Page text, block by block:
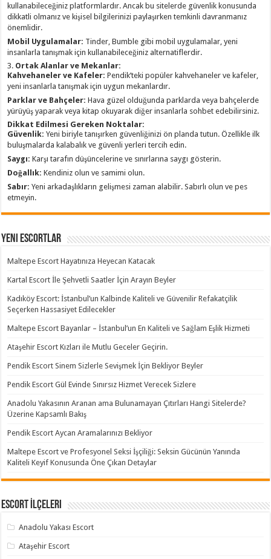
kullanabileceğiniz platformlardır. Ancak bu sitelerde güvenlik konusunda
dikkatli olmanız ve kişisel bilgilerinizi paylaşırken temkinli davranmanız
önemlidir.
Mobil Uygulamalar: Tinder, Bumble gibi mobil uygulamalar, yeni
insanlarla tanışmak için kullanabileceğiniz alternatiflerdir.
3. Ortak Alanlar ve Mekanlar:
Kahvehaneler ve Kafeler: Pendik’teki popüler kahvehaneler ve kafeler,
yeni insanlarla tanışmak için uygun mekanlardır.
Parklar ve Bahçeler: Hava güzel olduğunda parklarda veya bahçelerde
yürüyüş yaparak veya kitap okuyarak diğer insanlarla sohbet edebilirsiniz.
Dikkat Edilmesi Gereken Noktalar:
Güvenlik: Yeni biriyle tanışırken güvenliğinizi ön planda tutun. Özellikle ilk
buluşmalarda kalabalık ve güvenli yerleri tercih edin.
Saygı: Karşı tarafın düşüncelerine ve sınırlarına saygı gösterin.
Doğallık: Kendiniz olun ve samimi olun.
Sabır: Yeni arkadaşlıkların gelişmesi zaman alabilir. Sabırlı olun ve pes
etmeyin.
Yeni Escortlar
Maltepe Escort Hayatınıza Heyecan Katacak
Kartal Escort İle Şehvetli Saatler İçin Arayın Beyler
Kadıköy Escort: İstanbul’un Kalbinde Kaliteli ve Güvenilir Refakatçilik
Seçerken Hassasiyet Edilecekler
Maltepe Escort Bayanlar – İstanbul’un En Kaliteli ve Sağlam Eşlik Hizmeti
Ataşehir Escort Kızları ile Mutlu Geceler Geçirin.
Pendik Escort Sinem Sizlerle Sevişmek İçin Bekliyor Beyler
Pendik Escort Gül Evinde Sınırsız Hizmet Verecek Sizlere
Anadolu Yakasının Aranan ama Bulunamayan Çıtırları Hangi Sitelerde?
Üzerine Kapsamlı Bakış
Pendik Escort Aycan Aramalarınızı Bekliyor
Maltepe Escort ve Profesyonel Seksi İşçiliği: Seksin Gücünün Yanında
Kaliteli Keyif Konusunda Öne Çıkan Detaylar
Escort İlçeleri
Anadolu Yakası Escort
Ataşehir Escort